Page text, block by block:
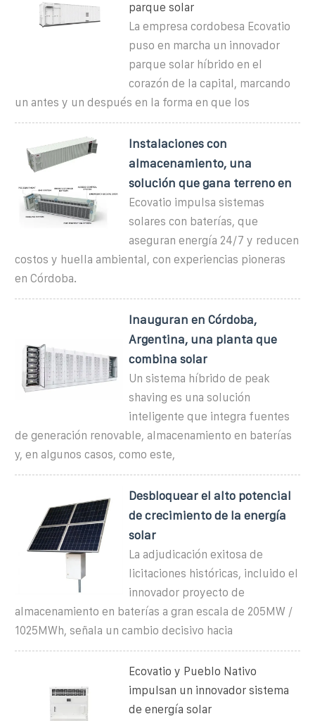
parque solar
La empresa cordobesa Ecovatio
puso en marcha un innovador
parque solar híbrido en el
corazón de la capital, marcando
un antes y un después en la forma en que los
Instalaciones con
almacenamiento, una
solución que gana terreno en
Ecovatio impulsa sistemas
solares con baterías, que
aseguran energía 24/7 y reducen
costos y huella ambiental, con experiencias pioneras
en Córdoba.
Inauguran en Córdoba,
Argentina, una planta que
combina solar
Un sistema híbrido de peak
shaving es una solución
inteligente que integra fuentes
de generación renovable, almacenamiento en baterías
y, en algunos casos, como este,
Desbloquear el alto potencial
de crecimiento de la energía
solar
La adjudicación exitosa de
licitaciones históricas, incluido el
innovador proyecto de
almacenamiento en baterías a gran escala de 205MW /
1025MWh, señala un cambio decisivo hacia
Ecovatio y Pueblo Nativo
impulsan un innovador sistema
de energía solar